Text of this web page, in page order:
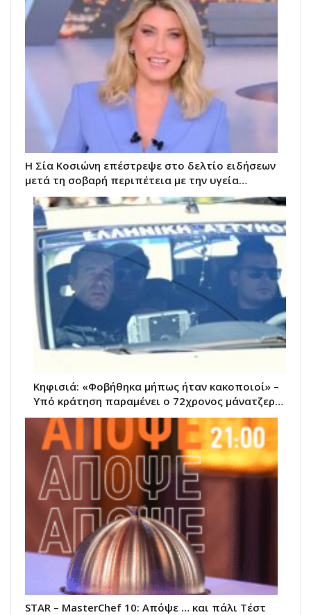
Η Σία Κοσιώνη επέστρεψε στο δελτίο ειδήσεων
μετά τη σοβαρή περιπέτεια με την υγεία…
Κηφισιά: «Φοβήθηκα μήπως ήταν κακοποιοί» –
Υπό κράτηση παραμένει ο 72χρονος μάνατζερ…
STAR – ΜasterChef 10: Απόψε … και πάλι Τέστ